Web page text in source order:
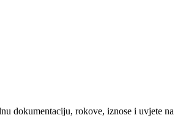
dokumentaciju, rokove, iznose i uvjete na